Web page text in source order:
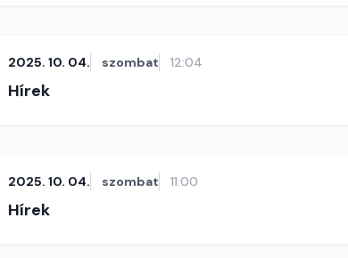
2025. 10. 04. szombat 12:04
Hírek
2025. 10. 04. szombat 11:00
Hírek